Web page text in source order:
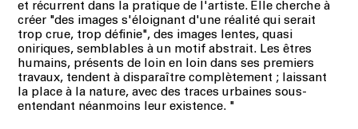
et récurrent dans la pratique de l'artiste. Elle cherche à
créer "des images s'éloignant d'une réalité qui serait
trop crue, trop définie",des images lentes, quasi
oniriques, semblables à un motif abstrait. Les êtres
humains, présents de loin en loin dans ses premiers
travaux, tendent à disparaître complètement ; laissant
la place à la nature, avec des traces urbaines sous-
entendant néanmoins leur existence. "